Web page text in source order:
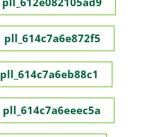
pll_614c7a6e872f5
pll_614c7a6eb88c1
pll_614c7a6eeec5a